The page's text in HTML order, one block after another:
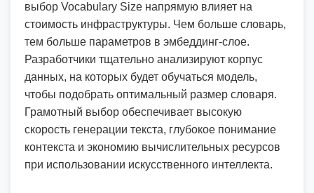
выбор Vocabulary Size напрямую влияет на
стоимость инфраструктуры. Чем больше словарь,
тем больше параметров в эмбеддинг-слое.
Разработчики тщательно анализируют корпус
данных, на которых будет обучаться модель,
чтобы подобрать оптимальный размер словаря.
Грамотный выбор обеспечивает высокую
скорость генерации текста, глубокое понимание
контекста и экономию вычислительных ресурсов
при использовании искусственного интеллекта.